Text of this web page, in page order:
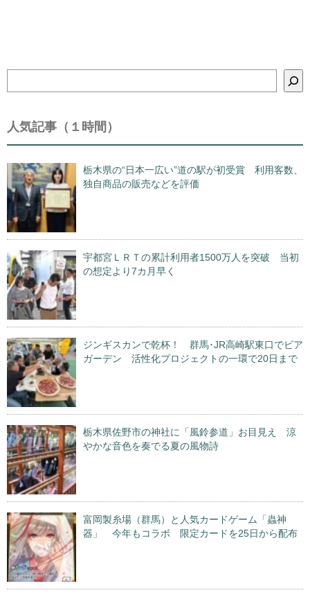
索
人気記事（１時間）
栃木県の“日本一広い”道の駅が初受賞 利用客数、
独自商品の販売などを評価
宇都宮ＬＲＴの累計利用者1500万人を突破 当初
の想定より7カ月早く
ジンギスカンで乾杯！ 群馬･JR高崎駅東口でビア
ガーデン 活性化プロジェクトの一環で20日まで
栃木県佐野市の神社に「風鈴参道」お目見え 涼
やかな音色を奏でる夏の風物詩
富岡製糸場（群馬）と人気カードゲーム「蟲神
器」 今年もコラボ 限定カードを25日から配布